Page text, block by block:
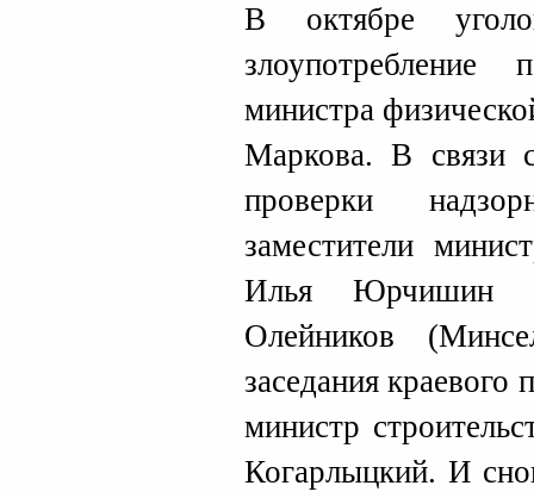
В октябре
злоупотребление
министра
Маркова. В связи
проверки
заместители
Илья Юрчишин
Олейников
заседания краевого
министр
Когарлыцкий. И